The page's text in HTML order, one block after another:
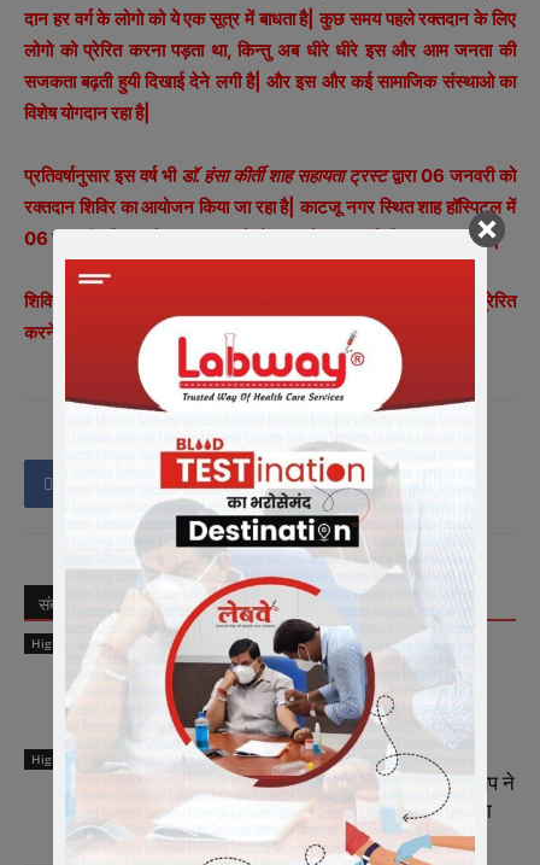
दान हर वर्ग के लोगो को ये एक सूत्र में बाधता है| कुछ समय पहले रक्तदान के लिए
लोगो को प्रेरित करना पड़ता था, किन्तु अब धीरे धीरे इस और आम जनता की
सजकता बढ़ती हुयी दिखाई देने लगी है| और इस और कई सामाजिक संस्थाओ का
विशेष योगदान रहा है|
प्रतिवर्षानुसार इस वर्ष भी डाॅ. हंसा कीर्ती शाह सहायता ट्रस्टद्वारा 06 जनवरी को
रक्तदान शिविर का आयोजन किया जा रहा है| काटजू नगर स्थित शाह हॉस्पिटल में
06 जनवरी रविवार को प्रात: 10 बजे से 12 बजे तक यह शिविर लगाया जाएगा|
शिविर संचालक डॉ. अमित शाह ने अधिक से अधिक लोगो से रक्तदान के लिए प्रेरित
करने एवं रक्तदान करने के लिए आग्रह किया है|
संबंधित लेख लेखक से और अधिक
Highlights
मीडिया में संगठन को सशक्त रूप से प्रस्तुत करें
मीडिया प्रभारी – चेतन्य काश्यप
Highlights
राष्ट्रीय कार्याध्यक्ष व कैबिनेट मंत्री चेतन्य काश्यप ने
किया क्रीड़ा-भारती की अन्तर प्रान्तीय बैठक का
समापन